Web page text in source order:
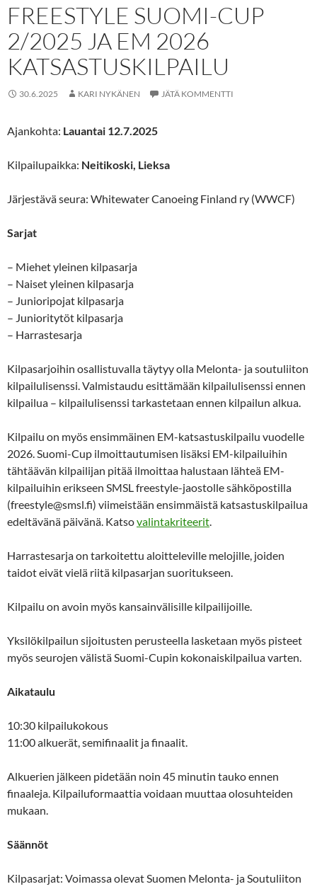
FREESTYLE SUOMI-CUP
2/2025 JA EM 2026
KATSASTUSKILPAILU
30.6.2025 KARI NYKÄNEN JÄTÄ KOMMENTTI
Ajankohta: Lauantai 12.7.2025
Kilpailupaikka: Neitikoski, Lieksa
Järjestävä seura: Whitewater Canoeing Finland ry (WWCF)
Sarjat
– Miehet yleinen kilpasarja
– Naiset yleinen kilpasarja
– Junioripojat kilpasarja
– Junioritytöt kilpasarja
– Harrastesarja
Kilpasarjoihin osallistuvalla täytyy olla Melonta- ja soutuliiton
kilpailulisenssi. Valmistaudu esittämään kilpailulisenssi ennen
kilpailua – kilpailulisenssi tarkastetaan ennen kilpailun alkua.
Kilpailu on myös ensimmäinen EM-katsastuskilpailu vuodelle
2026. Suomi-Cup ilmoittautumisen lisäksi EM-kilpailuihin
tähtäävän kilpailijan pitää ilmoittaa halustaan lähteä EM-
kilpailuihin erikseen SMSL freestyle-jaostolle sähköpostilla
(freestyle@smsl.fi) viimeistään ensimmäistä katsastuskilpailua
edeltävänä päivänä. Katsovalintakriteerit.
Harrastesarja on tarkoitettu aloitteleville melojille, joiden
taidot eivät vielä riitä kilpasarjan suoritukseen.
Kilpailu on avoin myös kansainvälisille kilpailijoille.
Yksilökilpailun sijoitusten perusteella lasketaan myös pisteet
myös seurojen välistä Suomi-Cupin kokonaiskilpailua varten.
Aikataulu
10:30 kilpailukokous
11:00 alkuerät, semifinaalit ja finaalit.
Alkuerien jälkeen pidetään noin 45 minutin tauko ennen
finaaleja. Kilpailuformaattia voidaan muuttaa olosuhteiden
mukaan.
Säännöt
Kilpasarjat: Voimassa olevat Suomen Melonta- ja Soutuliiton